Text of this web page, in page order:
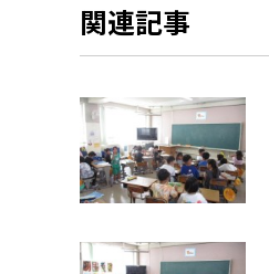
関連記事